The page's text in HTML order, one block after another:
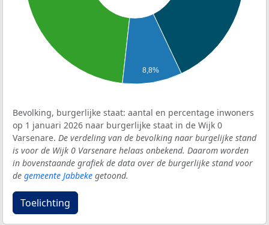
8,8%
Bevolking, burgerlijke staat: aantal en percentage inwoners
op 1 januari 2026 naar burgerlijke staat in de Wijk 0
Varsenare. De verdeling van de bevolking naar burgelijke stand
is voor de Wijk 0 Varsenare helaas onbekend. Daarom worden
in bovenstaande grafiek de data over de burgerlijke stand voor
de gemeente Jabbeke getoond.
Toelichting